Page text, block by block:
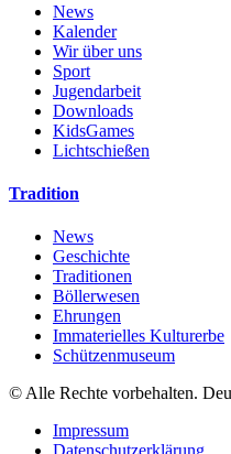
News
Kalender
Wir über uns
Sport
Jugendarbeit
Downloads
KidsGames
Lichtschießen
Tradition
News
Geschichte
Traditionen
Böllerwesen
Ehrungen
Immaterielles Kulturerbe
Schützenmuseum
© Alle Rechte vorbehalten.
Impressum